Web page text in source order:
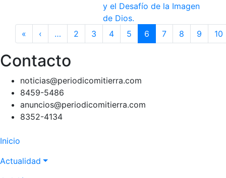
y el Desafío de la Imagen
de Dios.
Paginación
« Primera
página
‹ Página
anterior
… 2 3 4 5 6 7 8 9 10
Contacto
noticias@periodicomitierra.com
8459-5486
anuncios@periodicomitierra.com
8352-4134
Navegación
principal
Inicio
Actualidad